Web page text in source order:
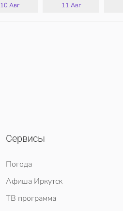
10 Авг 11 Авг
Сервисы
Погода
Афиша Иркутск
ТВ программа